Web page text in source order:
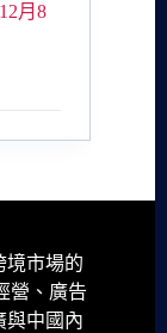
月8
境市場的
營、廣告
與中國內